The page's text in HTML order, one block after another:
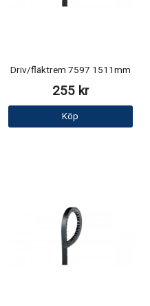
Driv/fläktrem 7597 1511mm
255 kr
Köp